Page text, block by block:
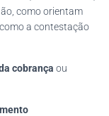
como orientam
a contestação
cobrança ou